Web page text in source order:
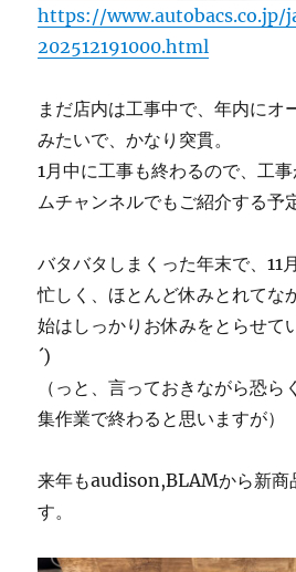
https://www.autobacs.co.jp/
202512191000.html
まだ店内は工事中で、年内にオ
みたいで、かなり突貫。
1月中に工事も終わるので、工
ムチャンネルでもご紹介する予
バタバタしまくった年末で、11
忙しく、ほとんど休みとれてな
始はしっかりお休みをとらせて
´)ゞ
（っと、言っておきながら恐
集作業で終わると思いますが）
来年もaudison,BLAMから新商
す。